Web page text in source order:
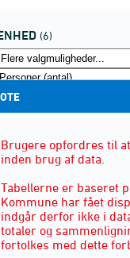
(6)
Brugere opfordres til
inden brug af data.
Tabellerne er baseret
Kommune har fået
indgår derfor ikke i
totaler og
fortolkes med dette